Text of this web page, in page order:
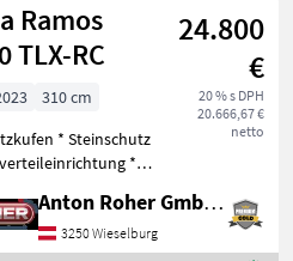
Ramos
TLX-RC
24.800
€
20 % s DPH
20.666,67 €
netto
310 cm
* Steinschutz
*
*
Entlastung *
Anton Roher GmbH (ACA Center Roher)
3250 Wieselburg